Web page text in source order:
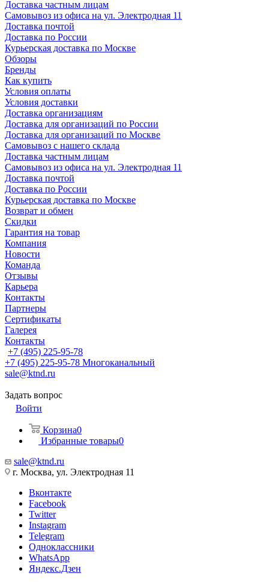
Доставка частным лицам
Самовывоз из офиса на ул. Электродная 11
Доставка почтой
Доставка по России
Курьерская доставка по Москве
Обзоры
Бренды
Как купить
Условия оплаты
Условия доставки
Доставка организациям
Доставка для организаций по России
Доставка для организаций по Москве
Самовывоз с нашего склада
Доставка частным лицам
Самовывоз из офиса на ул. Электродная 11
Доставка почтой
Доставка по России
Курьерская доставка по Москве
Возврат и обмен
Скидки
Гарантия на товар
Компания
Новости
Команда
Отзывы
Карьера
Контакты
Партнеры
Сертификаты
Галерея
Контакты
+7 (495) 225-95-78
+7 (495) 225-95-78 Многоканальный
sale@ktnd.ru
Задать вопрос
Войти
Корзина0
Избранные товары0
sale@ktnd.ru
г. Москва, ул. Электродная 11
Вконтакте
Facebook
Twitter
Instagram
Telegram
Одноклассники
WhatsApp
Яндекс.Дзен